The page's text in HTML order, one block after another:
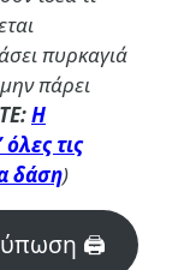
πυρκαγιά
πάρει
Η
τις
δάση)
🖨